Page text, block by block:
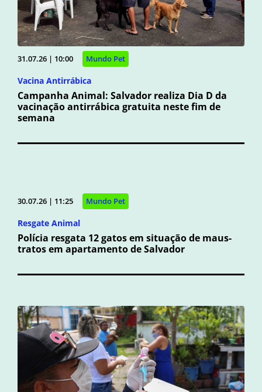
31.07.26 | 10:00 Mundo Pet
Vacina Antirrábica
Campanha Animal: Salvador realiza Dia D da
vacinação antirrábica gratuita neste fim de
semana
30.07.26 | 11:25 Mundo Pet
Resgate Animal
Polícia resgata 12 gatos em situação de maus-
tratos em apartamento de Salvador